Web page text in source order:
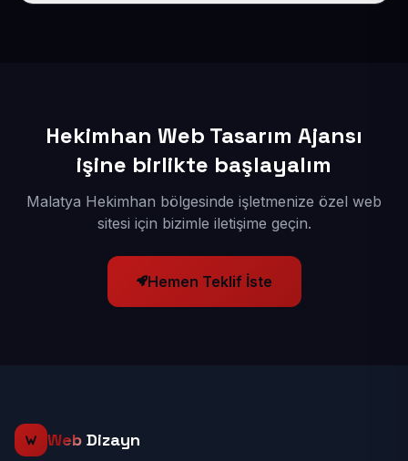
Hekimhan Web Tasarım Ajansı
işine birlikte başlayalım
Malatya Hekimhan bölgesinde işletmenize özel web
sitesi için bizimle iletişime geçin.
Hemen Teklif İste
Web Dizayn